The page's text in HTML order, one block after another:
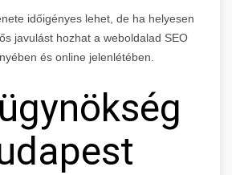
időigényes lehet, de ha helyesen
javulást hozhat a weboldalad SEO
és online jelenlétében.